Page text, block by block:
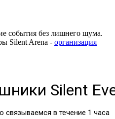
события без лишнего шума.
Silent Arena - организация